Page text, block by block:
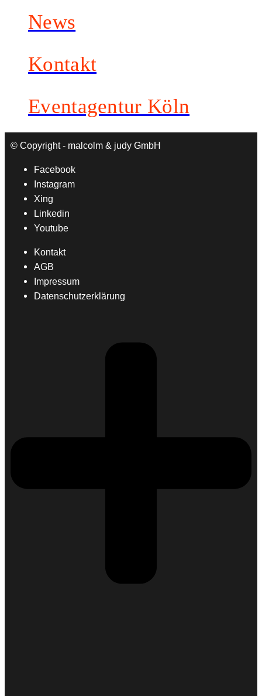
News
Kontakt
Eventagentur Köln
© Copyright - malcolm & judy GmbH
Facebook
Instagram
Xing
Linkedin
Youtube
Kontakt
AGB
Impressum
Datenschutzerklärung